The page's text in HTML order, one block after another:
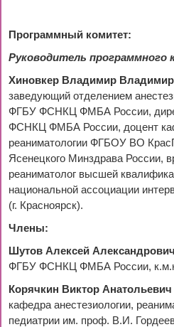
Программный комитет:
Руководитель программного
Хиновкер Владимир
заведующий отделением
ФГБУ ФСНКЦ ФМБА России,
ФСНКЦ ФМБА России, доцент
реаниматологии ФГБОУ ВО
Ясенецкого Минздрава России,
реаниматолог высшей
национальной ассоциации
(г. Красноярск).
Члены:
Шутов Алексей
ФГБУ ФСНКЦ ФМБА России, к.м.н.
Корячкин Виктор Анатольевич
кафедра анестезиологии,
педиатрии им. проф. В.И.